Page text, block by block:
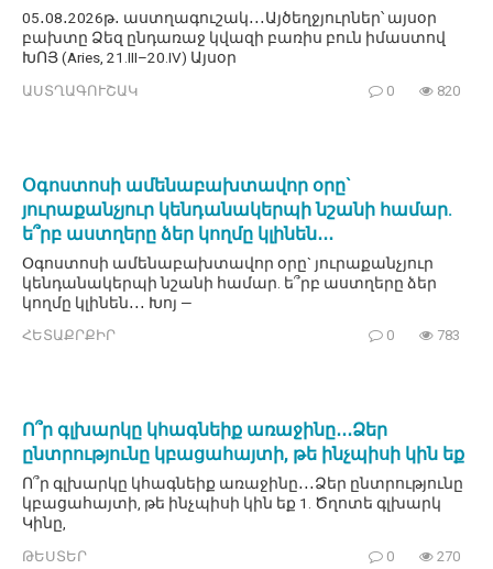
05․08․2026թ․ աստղագուշակ․․․Այծեղջյուրներ՝ այսօր
բախտը Ձեզ ընդառաջ կվազի բառիս բուն իմաստով
ԽՈՅ (Aries, 21.III–20.IV) Այսօր
ԱՍՏՂԱԳՈՒՇԱԿ 0 820
Օգոստոսի ամենաբախտավոր օրը`
յուրաքանչյուր կենդանակերպի նշանի համար.
ե՞րբ աստղերը ձեր կողմը կլինեն․․․
Օգոստոսի ամենաբախտավոր օրը` յուրաքանչյուր
կենդանակերպի նշանի համար. ե՞րբ աստղերը ձեր
կողմը կլինեն․․․ Խոյ —
ՀԵՏԱՔՐՔԻՐ 0 783
Ո՞ր գլխարկը կհագնեիք առաջինը․․․Ձեր
ընտրությունը կբացահայտի, թե ինչպիսի կին եք
Ո՞ր գլխարկը կհագնեիք առաջինը․․․Ձեր ընտրությունը
կբացահայտի, թե ինչպիսի կին եք 1. Ծղոտե գլխարկ
Կինը,
ԹԵՍՏԵՐ 0 270